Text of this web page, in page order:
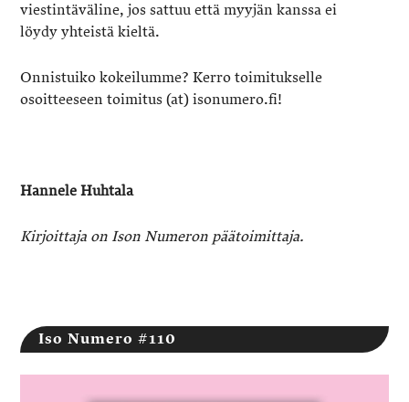
viestintäväline, jos sattuu että myyjän kanssa ei
löydy yhteistä kieltä.
Onnistuiko kokeilumme? Kerro toimitukselle
osoitteeseen toimitus (at) isonumero.fi!
Hannele Huhtala
Kirjoittaja on Ison Numeron päätoimittaja.
Iso Numero #110